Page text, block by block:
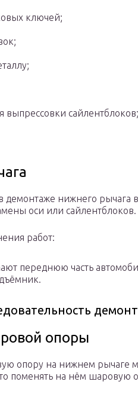
ключей;
выпрессовки сайлентблоков;
демонтаже нижнего рычага
оси или сайлентблоков.
работ:
переднюю часть
опоры
опору на нижнем рычаге
поменять на нём шаровую